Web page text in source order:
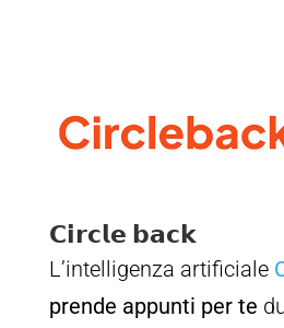
𝗖𝗶𝗿𝗰𝗹𝗲 𝗯𝗮𝗰𝗸
L’intelligenza artificiale
prende appunti per te